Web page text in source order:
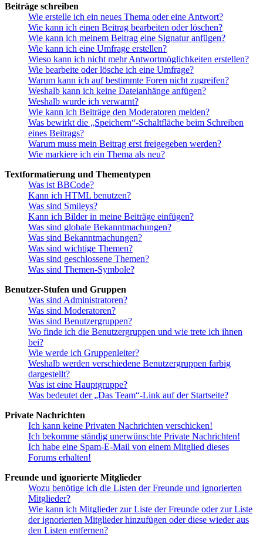
Beiträge schreiben
Wie erstelle ich ein neues Thema oder eine Antwort?
Wie kann ich einen Beitrag bearbeiten oder löschen?
Wie kann ich meinem Beitrag eine Signatur anfügen?
Wie kann ich eine Umfrage erstellen?
Wieso kann ich nicht mehr Antwortmöglichkeiten erstellen?
Wie bearbeite oder lösche ich eine Umfrage?
Warum kann ich auf bestimmte Foren nicht zugreifen?
Weshalb kann ich keine Dateianhänge anfügen?
Weshalb wurde ich verwarnt?
Wie kann ich Beiträge den Moderatoren melden?
Was bewirkt die „Speichern“-Schaltfläche beim Schreiben
eines Beitrags?
Warum muss mein Beitrag erst freigegeben werden?
Wie markiere ich ein Thema als neu?
Textformatierung und Thementypen
Was ist BBCode?
Kann ich HTML benutzen?
Was sind Smileys?
Kann ich Bilder in meine Beiträge einfügen?
Was sind globale Bekanntmachungen?
Was sind Bekanntmachungen?
Was sind wichtige Themen?
Was sind geschlossene Themen?
Was sind Themen-Symbole?
Benutzer-Stufen und Gruppen
Was sind Administratoren?
Was sind Moderatoren?
Was sind Benutzergruppen?
Wo finde ich die Benutzergruppen und wie trete ich ihnen
bei?
Wie werde ich Gruppenleiter?
Weshalb werden verschiedene Benutzergruppen farbig
dargestellt?
Was ist eine Hauptgruppe?
Was bedeutet der „Das Team“-Link auf der Startseite?
Private Nachrichten
Ich kann keine Privaten Nachrichten verschicken!
Ich bekomme ständig unerwünschte Private Nachrichten!
Ich habe eine Spam-E-Mail von einem Mitglied dieses
Forums erhalten!
Freunde und ignorierte Mitglieder
Wozu benötige ich die Listen der Freunde und ignorierten
Mitglieder?
Wie kann ich Mitglieder zur Liste der Freunde oder zur Liste
der ignorierten Mitglieder hinzufügen oder diese wieder aus
den Listen entfernen?